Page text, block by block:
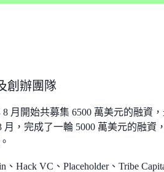
創辦團隊
8 月開始共募集 6500 萬美元的融資
月，完成了一輪 5000 萬美元的融資
、Hack VC、Placeholder、Tribe